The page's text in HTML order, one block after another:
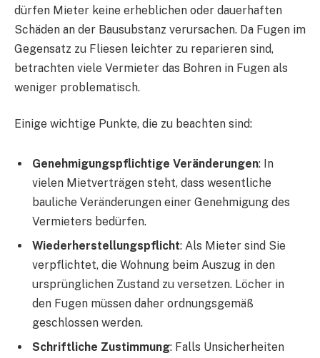
dürfen Mieter keine erheblichen oder dauerhaften
Schäden an der Bausubstanz verursachen. Da Fugen im
Gegensatz zu Fliesen leichter zu reparieren sind,
betrachten viele Vermieter das Bohren in Fugen als
weniger problematisch.
Einige wichtige Punkte, die zu beachten sind:
Genehmigungspflichtige Veränderungen: In
vielen Mietverträgen steht, dass wesentliche
bauliche Veränderungen einer Genehmigung des
Vermieters bedürfen.
Wiederherstellungspflicht: Als Mieter sind Sie
verpflichtet, die Wohnung beim Auszug in den
ursprünglichen Zustand zu versetzen. Löcher in
den Fugen müssen daher ordnungsgemäß
geschlossen werden.
Schriftliche Zustimmung: Falls Unsicherheiten